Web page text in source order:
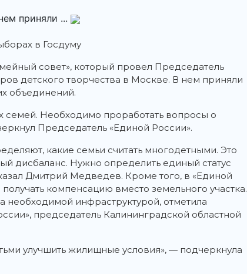
приняли ...
в Госдуму
совет», который провел Председатель
детского творчества в Москве. В нем приняли
объединений.
семей. Необходимо проработать вопросы о
Председатель «Единой России».
какие семьи считать многодетными. Это
дисбаланс. Нужно определить единый статус
Дмитрий Медведев. Кроме того, в «Единой
компенсацию вместо земельного участка.
необходимой инфраструктурой, отметила
председатель Калининградской областной
улучшить жилищные условия», — подчеркнула